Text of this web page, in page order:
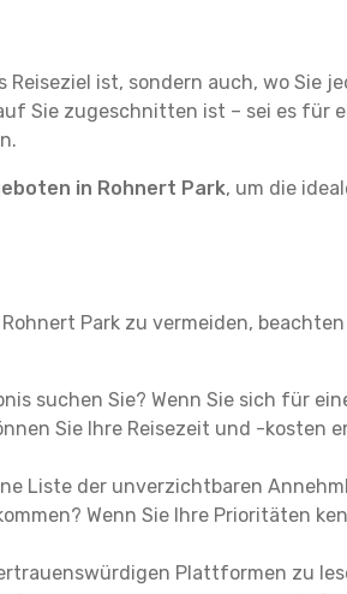
ist, sondern auch, wo Sie
Sie zugeschnitten ist – sei es für
in Rohnert Park, um die
Park zu vermeiden, beachten
suchen Sie? Wenn Sie sich für
Sie Ihre Reisezeit und -kosten
Liste der unverzichtbaren
Wenn Sie Ihre Prioritäten
Plattformen zu